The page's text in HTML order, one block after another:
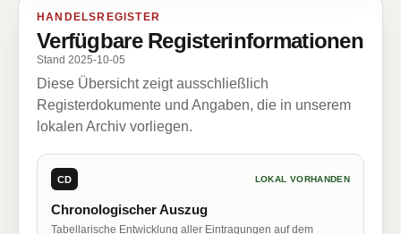
HANDELSREGISTER
Verfügbare Registerinformationen
Stand 2025-10-05
Diese Übersicht zeigt ausschließlich
Registerdokumente und Angaben, die in unserem
lokalen Archiv vorliegen.
CD LOKAL VORHANDEN
Chronologischer Auszug
Tabellarische Entwicklung aller Eintragungen auf dem